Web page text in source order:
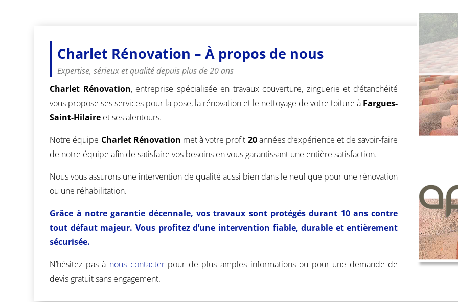
Charlet Rénovation – À propos de nous
Expertise, sérieux et qualité depuis plus de 20 ans
Charlet Rénovation, entreprise spécialisée en travaux couverture, zinguerie et d’étanchéité
vous propose ses services pour la pose, la rénovation et le nettoyage de votre toiture à Fargues-
Saint-Hilaire et ses alentours.
Notre équipe Charlet Rénovation met à votre profit 20années d’expérience et de savoir-faire
de notre équipe afin de satisfaire vos besoins en vous garantissant une entière satisfaction.
Nous vous assurons une intervention de qualité aussi bien dans le neuf que pour une rénovation
ou une réhabilitation.
Grâce à notre garantie décennale, vos travaux sont protégés durant 10 ans contre
tout défaut majeur. Vous profitez d’une intervention fiable, durable et entièrement
sécurisée.
N’hésitez pas à nous contacterpour de plus amples informations ou pour une demande de
devis gratuit sans engagement.